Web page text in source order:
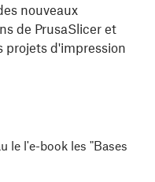
nouveaux
de PrusaSlicer et
projets d'impression
le l'e-book les "Bases